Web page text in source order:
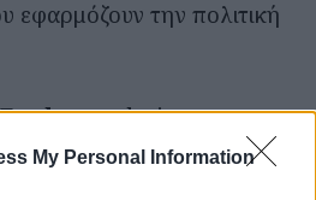
My Personal Information
εφαρμόζουν την πολιτική
, το design
δραστήριας γκαλερί The